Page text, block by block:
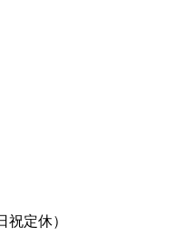
祝定休）